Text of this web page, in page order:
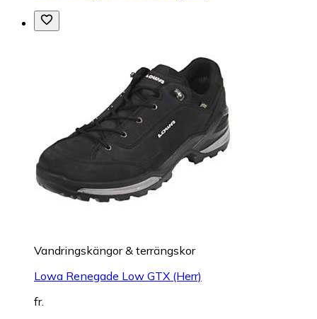
Vandringskängor & terrängskor
Lowa Renegade Low GTX (Herr)
fr.